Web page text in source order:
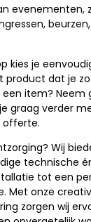
evenementen,
kies je
product dat je
een item?
graag verder
offerte.
Wij
technische
tot een
Met onze
zorgen wij